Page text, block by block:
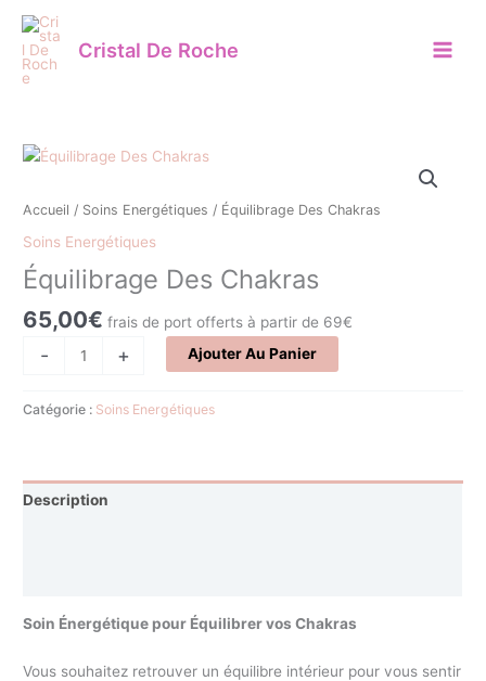
contenu
Cristal De Roche
Accueil / Soins Energétiques / Équilibrage Des Chakras
Soins Energétiques
Équilibrage Des Chakras
65,00€ frais de port offerts à partir de 69€
-
quantité
Équilibrage
Chakras
+ Ajouter Au Panier
Catégorie : Soins Energétiques
Description
Soin Énergétique pour Équilibrer vos Chakras
Vous souhaitez retrouver un équilibre intérieur pour vous sentir